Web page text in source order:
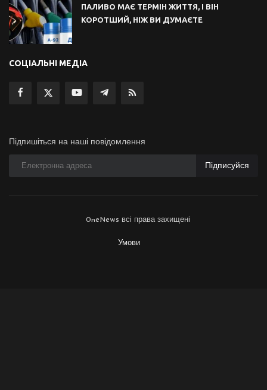
ПАЛИВО МАЄ ТЕРМІН ЖИТТЯ, І ВІН
КОРОТШИЙ, НІЖ ВИ ДУМАЄТЕ
СОЦІАЛЬНІ МЕДІА
Підпишіться на наші повідомлення
Підписуйся
OneNews всі права захищені
Умови